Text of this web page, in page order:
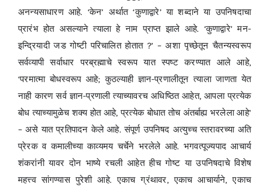
अनन्यसाधारण आहे. ‘केन’ अर्थात ‘कुणाद्वारे’ या शब्दाने या उपनिषदाचा
प्रारंभ होत असल्याने त्याला हे नाम प्राप्त झाले आहे. ‘कुणाद्वारे’ मन-
इन्द्रियादी जड गोष्टी परिचालित होतात ?’ – अशा पृच्छेतून चैतन्यस्वरूप
सर्वव्यापी सर्वाधार परब्रह्माचे स्वरूप यात स्पष्ट करण्यात आले आहे,
‘परमात्मा बोधस्वरूप आहे; कुठल्याही ज्ञान-प्रणालीतून त्याला जाणता येत
नाही कारण सर्व ज्ञान-प्रणाली त्याच्यावरच अधिष्ठित आहेत, आपला प्रत्येक
बोध त्याच्यामुळेच शक्य होत आहे, प्रत्येक बोधात तोच अंतर्बाह्य भरलेला आहे’
– असे यात प्रतिपादन केले आहे. संपूर्ण उपनिषद अत्युच्च स्तरावरच्या अति
प्रेरक व कमालीच्या काव्यमय चर्चेने भरलेले आहे. भगवत्पूज्यपाद आचार्य
शंकरांनी यावर दोन भाष्ये रचली आहेत हीच गोष्ट या उपनिषदाचे विशेष
महत्त्व सांगण्यास पुरेशी आहे. एकाच ग्रंथावर, एकाच आचार्याने, एकाच